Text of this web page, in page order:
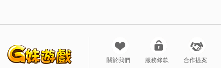
關於我們 服務條款 合作提案